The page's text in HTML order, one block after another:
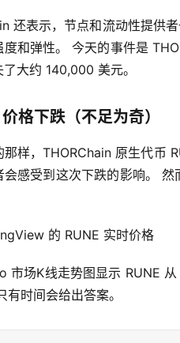
还表示，节点和流动性提供
度和弹性。 今天的事件是
大约 140,000 美元。
格下跌（不足为奇）
那样，THORChain 原生代币
会感受到这次下跌的影响。
的 RUNE 实时价格
市场K线走势图显示 RUNE
有时间会给出答案。